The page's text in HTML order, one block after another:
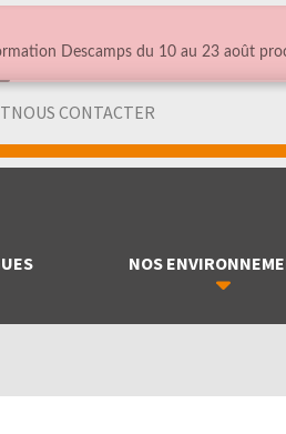
NOUS CONTACTER
NOS
Descamps du 10 au 23 août